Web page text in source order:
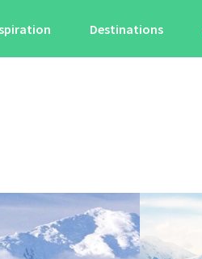
Destinations